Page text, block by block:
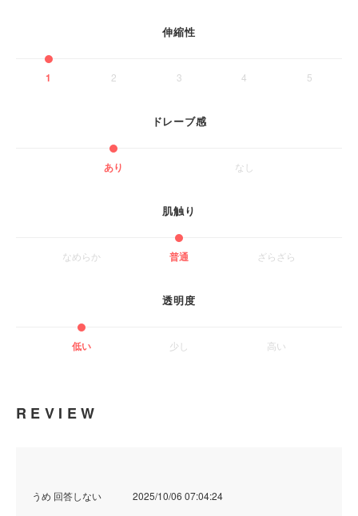
伸縮性
1 2 3 4 5
ドレーブ感
あり なし
肌触り
なめらか 普通 ざらざら
透明度
低い 少し 高い
REVIEW
うめ 回答しない 2025/10/06 07:04:24